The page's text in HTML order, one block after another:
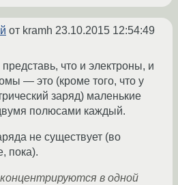
от kramh 23.10.2015 12:54:49
что и электроны, и
— это (кроме того, что у
заряд) маленькие
полюсами каждый.
не существует (во
пока).
в одной